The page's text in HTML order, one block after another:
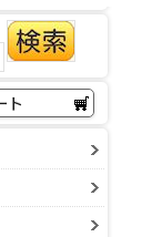
ト